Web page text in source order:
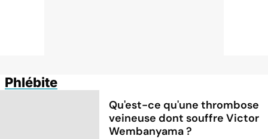
Phlébite
Qu'est-ce qu'une thrombose
veineuse dont souffre Victor
Wembanyama ?